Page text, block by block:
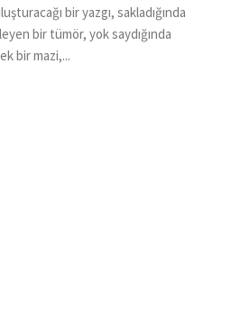
bir yazgı, sakladığında
bir tümör, yok saydığında
bir mazi,...